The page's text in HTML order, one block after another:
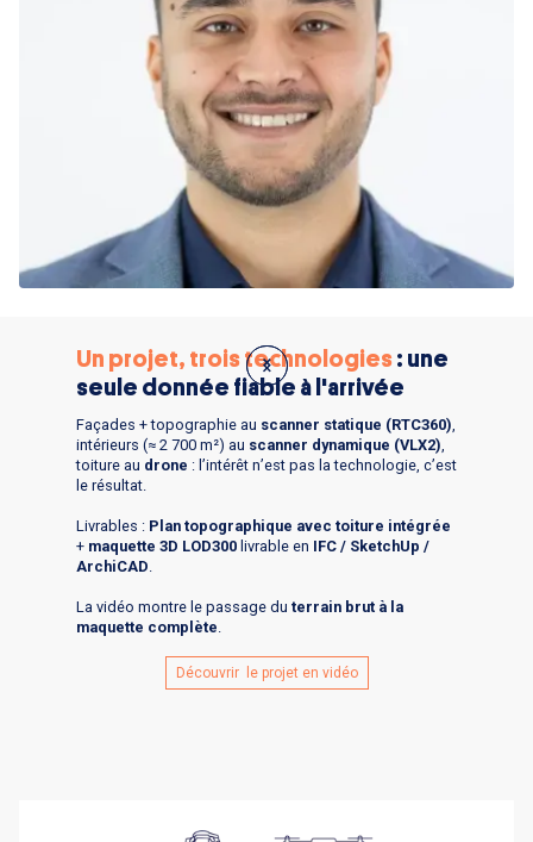
Un projet, trois technologies: une
seule donnée fiable à l'arrivée
Façades + topographie au scanner statique (RTC360),
intérieurs (≈ 2 700 m²) au scanner dynamique (VLX2),
toiture au drone : l’intérêt n’est pas la technologie, c’est
le résultat.
Livrables : Plan topographique avec toiture intégrée
+ maquette 3D LOD300 livrable en IFC / SketchUp /
ArchiCAD.
La vidéo montre le passage du terrain brut à la
maquette complète.
Découvrir le projet en vidéo